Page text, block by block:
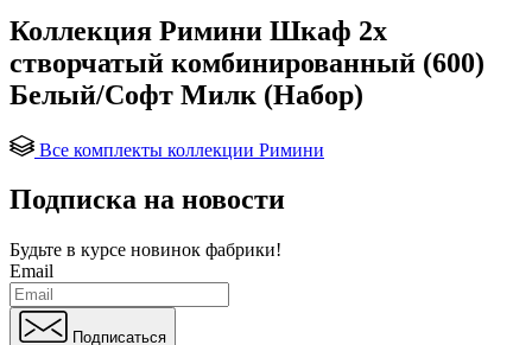
Коллекция Римини Шкаф 2х
створчатый комбинированный (600)
Белый/Софт Милк (Набор)
Все комплекты коллекции Римини
Подписка на новости
Будьте в курсе новинок фабрики!
Email
Подписаться